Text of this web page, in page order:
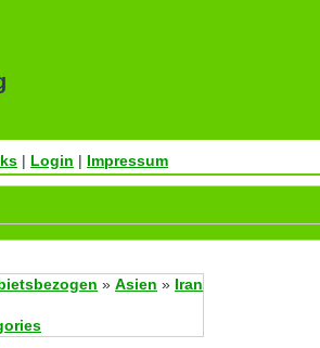
| Login | Impressum
» Asien » Iran